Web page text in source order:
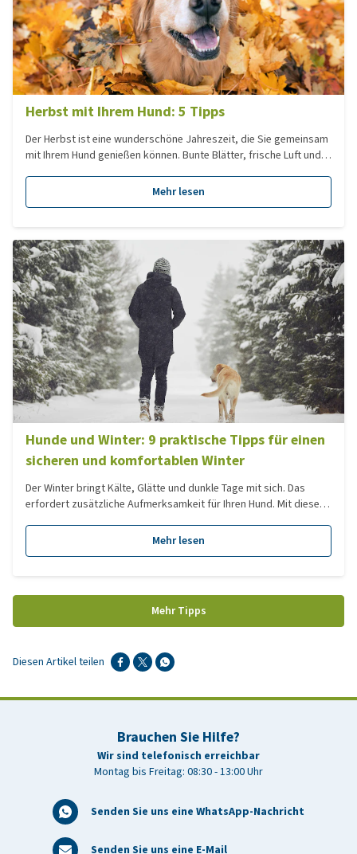
Herbst mit Ihrem Hund: 5 Tipps
Der Herbst ist eine wunderschöne Jahreszeit, die Sie gemeinsam
mit Ihrem Hund genießen können. Bunte Blätter, frische Luft und
bringt der Herbst auch Herausforderungen mit sich: Regen, Kälte,
kürzere Tage und Gefahren unterwegs. Mit diesen 5 Tipps sorgen
Mehr lesen
Hunde und Winter: 9 praktische Tipps für einen
sicheren und komfortablen Winter
Der Winter bringt Kälte, Glätte und dunkle Tage mit sich. Das
erfordert zusätzliche Aufmerksamkeit für Ihren Hund. Mit diesen
und komfortabel durch den Winter zu kommen.
Mehr lesen
Mehr Tipps
Diesen Artikel teilen
Brauchen Sie Hilfe?
Wir sind telefonisch erreichbar
Montag bis Freitag: 08:30 - 13:00 Uhr
Senden Sie uns eine WhatsApp-Nachricht
Senden Sie uns eine E-Mail